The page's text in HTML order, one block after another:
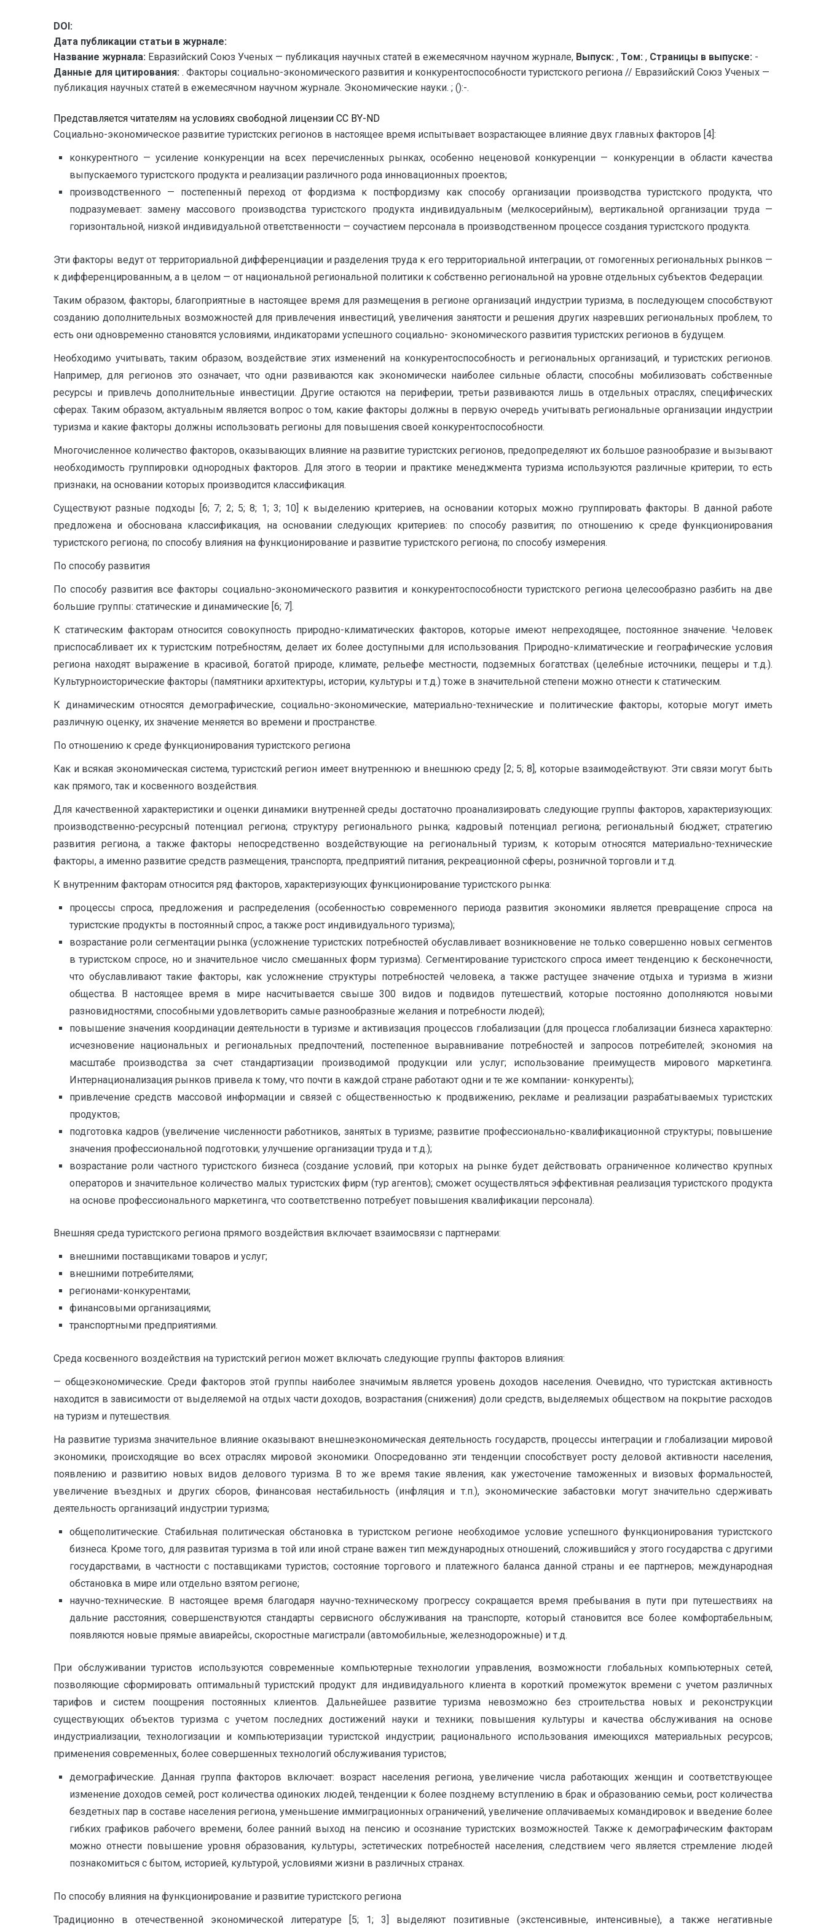
DOI:
Дата публикации статьи в журнале:
Название журнала: Евразийский Союз Ученых — публикация научных статей в ежемесячном научном журнале, Выпуск: , Том: , Страницы в выпуске: -
Данные для цитирования: . Факторы социально-экономического развития и конкурентоспособности туристского региона // Евразийский Союз Ученых —
публикация научных статей в ежемесячном научном журнале. Экономические науки. ; ():-.
Представляется читателям на условиях свободной лицензии CC BY-ND
Социально-экономическое развитие туристских регионов в настоящее время испытывает возрастающее влияние двух главных факторов [4]:
конкурентного — усиление конкуренции на всех перечисленных рынках, особенно неценовой конкуренции — конкуренции в области качества
выпускаемого туристского продукта и реализации различного рода инновационных проектов;
производственного — постепенный переход от фордизма к постфордизму как способу организации производства туристского продукта, что
подразумевает: замену массового производства туристского продукта индивидуальным (мелкосерийным), вертикальной организации труда —
горизонтальной, низкой индивидуальной ответственности — соучастием персонала в производственном процессе создания туристского продукта.
Эти факторы ведут от территориальной дифференциации и разделения труда к его территориальной интеграции, от гомогенных региональных рынков —
к дифференцированным, а в целом — от национальной региональной политики к собственно региональной на уровне отдельных субъектов Федерации.
Таким образом, факторы, благоприятные в настоящее время для размещения в регионе организаций индустрии туризма, в последующем способствуют
созданию дополнительных возможностей для привлечения инвестиций, увеличения занятости и решения других назревших региональных проблем, то
есть они одновременно становятся условиями, индикаторами успешного социально- экономического развития туристских регионов в будущем.
Необходимо учитывать, таким образом, воздействие этих изменений на конкурентоспособность и региональных организаций, и туристских регионов.
Например, для регионов это означает, что одни развиваются как экономически наиболее сильные области, способны мобилизовать собственные
ресурсы и привлечь дополнительные инвестиции. Другие остаются на периферии, третьи развиваются лишь в отдельных отраслях, специфических
сферах. Таким образом, актуальным является вопрос о том, какие факторы должны в первую очередь учитывать региональные организации индустрии
туризма и какие факторы должны использовать регионы для повышения своей конкурентоспособности.
Многочисленное количество факторов, оказывающих влияние на развитие туристских регионов, предопределяют их большое разнообразие и вызывают
необходимость группировки однородных факторов. Для этого в теории и практике менеджмента туризма используются различные критерии, то есть
признаки, на основании которых производится классификация.
Существуют разные подходы [6; 7; 2; 5; 8; 1; 3; 10] к выделению критериев, на основании которых можно группировать факторы. В данной работе
предложена и обоснована классификация, на основании следующих критериев: по способу развития; по отношению к среде функционирования
туристского региона; по способу влияния на функционирование и развитие туристского региона; по способу измерения.
По способу развития
По способу развития все факторы социально-экономического развития и конкурентоспособности туристского региона целесообразно разбить на две
большие группы: статические и динамические [6; 7].
К статическим факторам относится совокупность природно-климатических факторов, которые имеют непреходящее, постоянное значение. Человек
приспосабливает их к туристским потребностям, делает их более доступными для использования. Природно-климатические и географические условия
региона находят выражение в красивой, богатой природе, климате, рельефе местности, подземных богатствах (целебные источники, пещеры и т.д.).
Культурноисторические факторы (памятники архитектуры, истории, культуры и т.д.) тоже в значительной степени можно отнести к статическим.
К динамическим относятся демографические, социально-экономические, материально-технические и политические факторы, которые могут иметь
различную оценку, их значение меняется во времени и пространстве.
По отношению к среде функционирования туристского региона
Как и всякая экономическая система, туристский регион имеет внутреннюю и внешнюю среду [2; 5; 8], которые взаимодействуют. Эти связи могут быть
как прямого, так и косвенного воздействия.
Для качественной характеристики и оценки динамики внутренней среды достаточно проанализировать следующие группы факторов, характеризующих:
производственно-ресурсный потенциал региона; структуру регионального рынка; кадровый потенциал региона; региональный бюджет; стратегию
развития региона, а также факторы непосредственно воздействующие на региональный туризм, к которым относятся материально-технические
факторы, а именно развитие средств размещения, транспорта, предприятий питания, рекреационной сферы, розничной торговли и т.д.
К внутренним факторам относится ряд факторов, характеризующих функционирование туристского рынка:
процессы спроса, предложения и распределения (особенностью современного периода развития экономики является превращение спроса на
туристские продукты в постоянный спрос, а также рост индивидуального туризма);
возрастание роли сегментации рынка (усложнение туристских потребностей обуславливает возникновение не только совершенно новых сегментов
в туристском спросе, но и значительное число смешанных форм туризма). Сегментирование туристского спроса имеет тенденцию к бесконечности,
что обуславливают такие факторы, как усложнение структуры потребностей человека, а также растущее значение отдыха и туризма в жизни
общества. В настоящее время в мире насчитывается свыше 300 видов и подвидов путешествий, которые постоянно дополняются новыми
разновидностями, способными удовлетворить самые разнообразные желания и потребности людей);
повышение значения координации деятельности в туризме и активизация процессов глобализации (для процесса глобализации бизнеса характерно:
исчезновение национальных и региональных предпочтений, постепенное выравнивание потребностей и запросов потребителей; экономия на
масштабе производства за счет стандартизации производимой продукции или услуг; использование преимуществ мирового маркетинга.
Интернационализация рынков привела к тому, что почти в каждой стране работают одни и те же компании- конкуренты);
привлечение средств массовой информации и связей с общественностью к продвижению, рекламе и реализации разрабатываемых туристских
продуктов;
подготовка кадров (увеличение численности работников, занятых в туризме; развитие профессионально-квалификационной структуры; повышение
значения профессиональной подготовки; улучшение организации труда и т.д.);
возрастание роли частного туристского бизнеса (создание условий, при которых на рынке будет действовать ограниченное количество крупных
операторов и значительное количество малых туристских фирм (тур агентов); сможет осуществляться эффективная реализация туристского продукта
на основе профессионального маркетинга, что соответственно потребует повышения квалификации персонала).
Внешняя среда туристского региона прямого воздействия включает взаимосвязи с партнерами:
внешними поставщиками товаров и услуг;
внешними потребителями;
регионами-конкурентами;
финансовыми организациями;
транспортными предприятиями.
Среда косвенного воздействия на туристский регион может включать следующие группы факторов влияния:
— общеэкономические. Среди факторов этой группы наиболее значимым является уровень доходов населения. Очевидно, что туристская активность
находится в зависимости от выделяемой на отдых части доходов, возрастания (снижения) доли средств, выделяемых обществом на покрытие расходов
на туризм и путешествия.
На развитие туризма значительное влияние оказывают внешнеэкономическая деятельность государств, процессы интеграции и глобализации мировой
экономики, происходящие во всех отраслях мировой экономики. Опосредованно эти тенденции способствует росту деловой активности населения,
появлению и развитию новых видов делового туризма. В то же время такие явления, как ужесточение таможенных и визовых формальностей,
увеличение въездных и других сборов, финансовая нестабильность (инфляция и т.п.), экономические забастовки могут значительно сдерживать
деятельность организаций индустрии туризма;
общеполитические. Стабильная политическая обстановка в туристском регионе необходимое условие успешного функционирования туристского
бизнеса. Кроме того, для развитая туризма в той или иной стране важен тип международных отношений, сложившийся у этого государства с другими
государствами, в частности с поставщиками туристов; состояние торгового и платежного баланса данной страны и ее партнеров; международная
обстановка в мире или отдельно взятом регионе;
научно-технические. В настоящее время благодаря научно-техническому прогрессу сокращается время пребывания в пути при путешествиях на
дальние расстояния; совершенствуются стандарты сервисного обслуживания на транспорте, который становится все более комфортабельным;
появляются новые прямые авиарейсы, скоростные магистрали (автомобильные, железнодорожные) и т.д.
При обслуживании туристов используются современные компьютерные технологии управления, возможности глобальных компьютерных сетей,
позволяющие сформировать оптимальный туристский продукт для индивидуального клиента в короткий промежуток времени с учетом различных
тарифов и систем поощрения постоянных клиентов. Дальнейшее развитие туризма невозможно без строительства новых и реконструкции
существующих объектов туризма с учетом последних достижений науки и техники; повышения культуры и качества обслуживания на основе
индустриализации, технологизации и компьютеризации туристской индустрии; рационального использования имеющихся материальных ресурсов;
применения современных, более совершенных технологий обслуживания туристов;
демографические. Данная группа факторов включает: возраст населения региона, увеличение числа работающих женщин и соответствующее
изменение доходов семей, рост количества одиноких людей, тенденции к более позднему вступлению в брак и образованию семьи, рост количества
бездетных пар в составе населения региона, уменьшение иммиграционных ограничений, увеличение оплачиваемых командировок и введение более
гибких графиков рабочего времени, более ранний выход на пенсию и осознание туристских возможностей. Также к демографическим факторам
можно отнести повышение уровня образования, культуры, эстетических потребностей населения, следствием чего является стремление людей
познакомиться с бытом, историей, культурой, условиями жизни в различных странах.
По способу влияния на функционирование и развитие туристского региона
Традиционно в отечественной экономической литературе [5; 1; 3] выделяют позитивные (экстенсивные, интенсивные), а также негативные